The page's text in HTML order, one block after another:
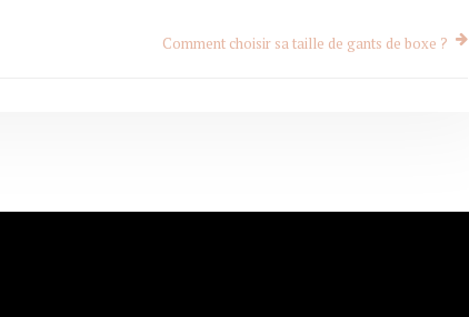
Comment choisir sa taille de gants de boxe ?